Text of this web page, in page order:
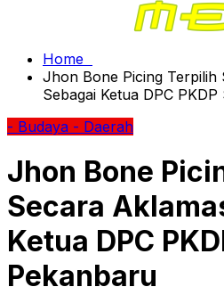
Home
Jhon Bone Picing Terpilih
Sebagai Ketua DPC
- Budaya - Daerah
Jhon Bone
Secara
Ketua DPC
Pekanbaru